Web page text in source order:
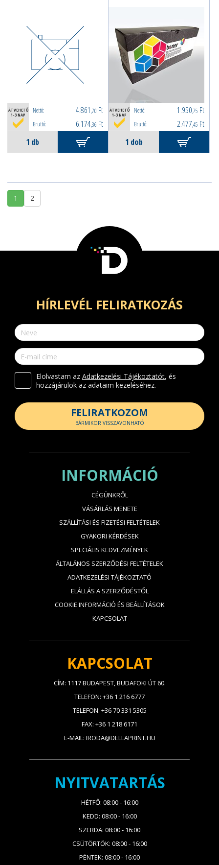
ÁTVEHETŐ
1-3 NAP
Nettó: 4.861 ,70 Ft
Bruttó: 6.174,36 Ft
ÁTVEHETŐ
1-3 NAP
Nettó: 1.950,75 Ft
Bruttó: 2.477,45 Ft
1 2
HÍRLEVÉL FELIRATKOZÁS
Elolvastam az Adatkezelési Tájékoztatót, és
hozzájárulok az adataim kezeléséhez.
FELIRATKOZOM
BÁRMIKOR VISSZAVONHATÓ
INFORMÁCIÓ
CÉGÜNKRŐL
VÁSÁRLÁS MENETE
SZÁLLÍTÁSI ÉS FIZETÉSI FELTÉTELEK
GYAKORI KÉRDÉSEK
SPECIÁLIS KEDVEZMÉNYEK
ÁLTALÁNOS SZERZŐDÉSI FELTÉTELEK
ADATKEZELÉSI TÁJÉKOZTATÓ
ELÁLLÁS A SZERZŐDÉSTŐL
COOKIE INFORMÁCIÓ ÉS BEÁLLÍTÁSOK
KAPCSOLAT
KAPCSOLAT
CÍM: 1117 BUDAPEST, BUDAFOKI ÚT 60.
TELEFON: +36 1 216 6777
TELEFON: +36 70 331 5305
FAX: +36 1 218 6171
E-MAIL: IRODA@DELLAPRINT.HU
NYITVATARTÁS
HÉTFŐ: 08:00 - 16:00
KEDD: 08:00 - 16:00
SZERDA: 08:00 - 16:00
CSÜTÖRTÖK: 08:00 - 16:00
PÉNTEK: 08:00 - 16:00